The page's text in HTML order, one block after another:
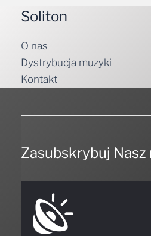
Soliton
O nas
Dystrybucja muzyki
Kontakt
Zasubskrybuj